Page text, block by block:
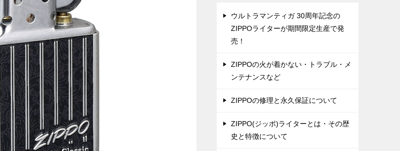
ウルトラマンティガ 30周年記念の
ZIPPOライターが期間限定生産で発
売！
ZIPPOの火が着かない・トラブル・メ
ンテナンスなど
ZIPPOの修理と永久保証について
ZIPPO(ジッポ)ライターとは・その歴
史と特徴について